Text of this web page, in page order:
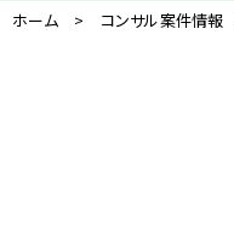
ホーム> コンサル案件情報